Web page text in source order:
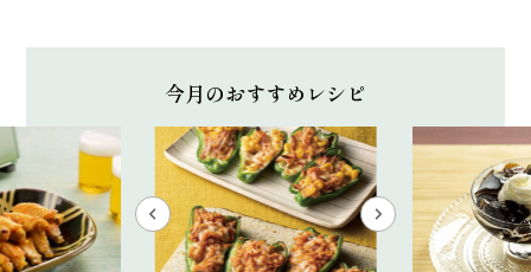
今月のおすすめレシピ